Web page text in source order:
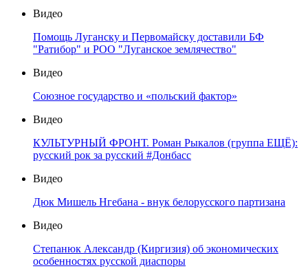
Видео
Помощь Луганску и Первомайску доставили БФ
"Ратибор" и РОО "Луганское землячество"
Видео
Союзное государство и «польский фактор»
Видео
КУЛЬТУРНЫЙ ФРОНТ. Роман Рыкалов (группа ЕЩЁ):
русский рок за русский #Донбасс
Видео
Дюк Мишель Нгебана - внук белорусского партизана
Видео
Степанюк Александр (Киргизия) об экономических
особенностях русской диаспоры